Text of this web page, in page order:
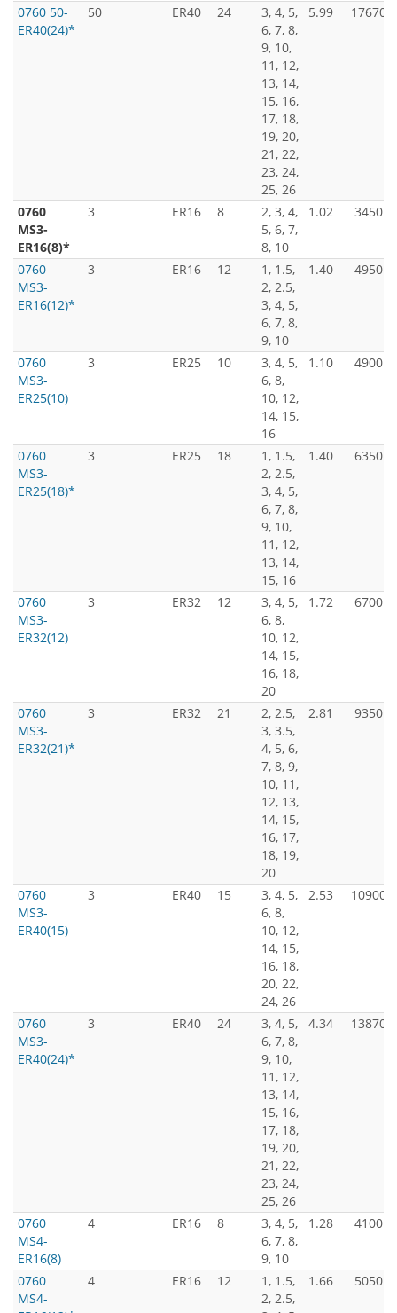
0760 50-
ER40(24)*
50 ER40 24
3, 4, 5,
6, 7, 8,
9, 10,
11, 12,
13, 14,
15, 16,
17, 18,
19, 20,
21, 22,
23, 24,
25, 26
5.99 17670
0760
MS3-
ER16(8)*
3 ER16 8
2, 3, 4,
5, 6, 7,
8, 10
1.02 3450
0760
MS3-
ER16(12)*
3 ER16 12
1, 1.5,
2, 2.5,
3, 4, 5,
6, 7, 8,
9, 10
1.40 4950
0760
MS3-
ER25(10)
3 ER25 10
3, 4, 5,
6, 8,
10, 12,
14, 15,
16
1.10 4900
0760
MS3-
ER25(18)*
3 ER25 18
1, 1.5,
2, 2.5,
3, 4, 5,
6, 7, 8,
9, 10,
11, 12,
13, 14,
15, 16
1.40 6350
0760
MS3-
ER32(12)
3 ER32 12
3, 4, 5,
6, 8,
10, 12,
14, 15,
16, 18,
20
1.72 6700
0760
MS3-
ER32(21)*
3 ER32 21
2, 2.5,
3, 3.5,
4, 5, 6,
7, 8, 9,
10, 11,
12, 13,
14, 15,
16, 17,
18, 19,
20
2.81 9350
0760
MS3-
ER40(15)
3 ER40 15
3, 4, 5,
6, 8,
10, 12,
14, 15,
16, 18,
20, 22,
24, 26
2.53 10900
0760
MS3-
ER40(24)*
3 ER40 24
3, 4, 5,
6, 7, 8,
9, 10,
11, 12,
13, 14,
15, 16,
17, 18,
19, 20,
21, 22,
23, 24,
25, 26
4.34 13870
0760
MS4-
ER16(8)
4 ER16 8
3, 4, 5,
6, 7, 8,
9, 10
1.28 4100
0760
MS4-
4 ER16 12
1, 1.5,
2, 2.5,
1.66 5050